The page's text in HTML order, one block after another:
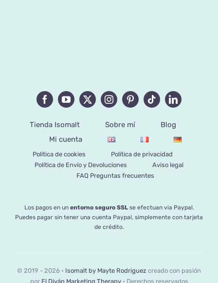
Tienda Isomalt Sobre mí
Blog
Mi cuenta
Política de cookies
Política de privacidad
Política de Envío y Devoluciones
Aviso legal
FAQ Preguntas frecuentes
Los pagos en un entorno seguro SSLse efectuan via Paypal.
Puedes pagar sin tener una cuenta Paypal, simplemente con tarjeta
de crédito.
© 2019 - 2026 • Isomalt by Mayte Rodriguez creado con pasión
por El Diván Marketing Therapy• Derechos reservados